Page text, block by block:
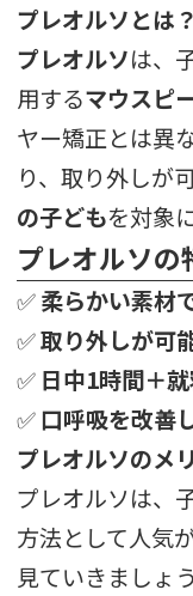
プレオルソとは？
プレオルソは、
用するマウスピ
ヤー矯正とは異
り、取り外しが
の子どもを対象
プレオルソの
✅柔らかい素材
✅取り外しが可
✅ 日中1時間＋
✅口呼吸を改善
プレオルソのメ
プレオルソは、
方法として人気
見ていきましょう